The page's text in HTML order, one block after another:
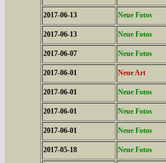
2017-06-13 Neue Fotos
2017-06-13 Neue Fotos
2017-06-07 Neue Fotos
2017-06-01 Neue Art
2017-06-01 Neue Fotos
2017-06-01 Neue Fotos
2017-06-01 Neue Fotos
2017-05-18 Neue Fotos